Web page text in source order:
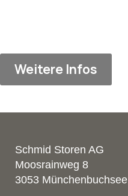
Weitere Infos
Schmid Storen AG
Moosrainweg 8
3053 Münchenbuchsee